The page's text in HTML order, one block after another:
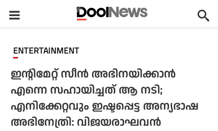
ENTERTAINMENT
ഇൻ്റിമേറ്റ് സീൻ അഭിനയിക്കാൻ
എന്നെ സഹായിച്ചത് ആ നടി;
എനിക്കേറ്റവും ഇഷ്ടപ്പെട്ട അന്യഭാഷ
അഭിനേത്രി: വിജയരാഘവൻ